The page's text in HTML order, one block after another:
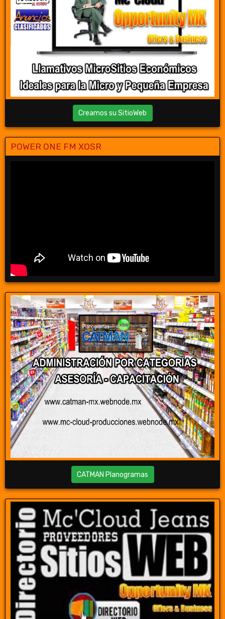
Creamos su SitioWeb
POWER ONE FM XOSR
CATMAN Planogramas